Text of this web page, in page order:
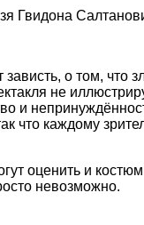
Гвидона
о том, что
не
и
что каждому
оценить и
невозможно.